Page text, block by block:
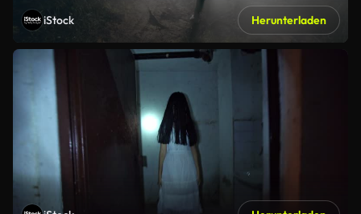
iStock Herunterladen